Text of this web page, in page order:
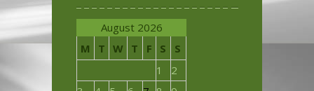
August 2026
M
T W T F S
S
1
2